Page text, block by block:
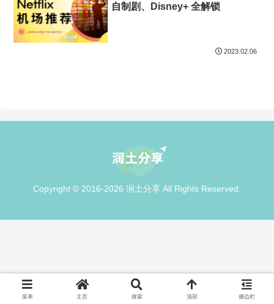
自制剧、Disney+ 全解锁
2023.02.06
Copyright © 2016-2026 润土分享 All Rights Reserved.
菜单 主页 搜索 顶部 侧边栏